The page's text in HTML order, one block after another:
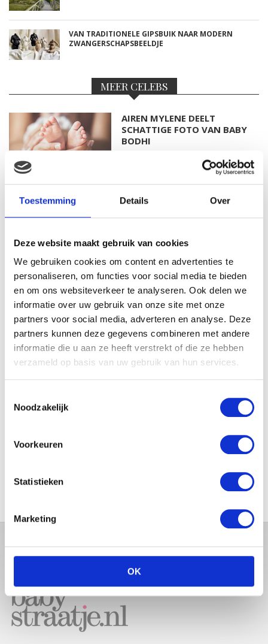
Toestemming Details Over
Deze website maakt gebruik van cookies
We gebruiken cookies om content en advertenties te
personaliseren, om functies voor social media te bieden
en om ons websiteverkeer te analyseren. Ook delen we
informatie over uw gebruik van onze site met onze
partners voor social media, adverteren en analyse. Deze
partners kunnen deze gegevens combineren met andere
informatie die u aan ze heeft verstrekt of die ze hebben
verzameld op basis van uw gebruik van hun services.
Noodzakelijk
Voorkeuren
Statistieken
Marketing
OK
VAN TRADITIONELE GIPSBUIK NAAR MODERN
ZWANGERSCHAPSBEELDJE
MEER CELEBS
AIREN MYLENE DEELT
SCHATTIGE FOTO VAN BABY
BODHI
FOTO: SAAR KONINGSBERGER
KIM KÖTTER DEELT PRACHTIGE
GEZINSFOTO MET HAAR
MANNEN
JOSJE HUISMAN SHOWT
BABYBUIK OP IBIZA
PRACHTIGE FOTO MET BABY